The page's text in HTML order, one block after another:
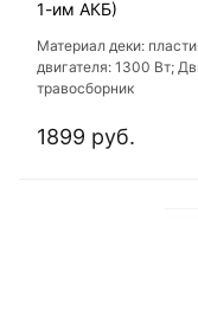
1-им АКБ)
Материал деки:
двигателя: 1300 Вт;
травосборник
1899 руб.